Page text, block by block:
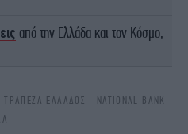
από την Ελλάδα και τον Κόσμο,
ΤΡΆΠΕΖΑ ΕΛΛΆΔΟΣ
NATIONAL BANK